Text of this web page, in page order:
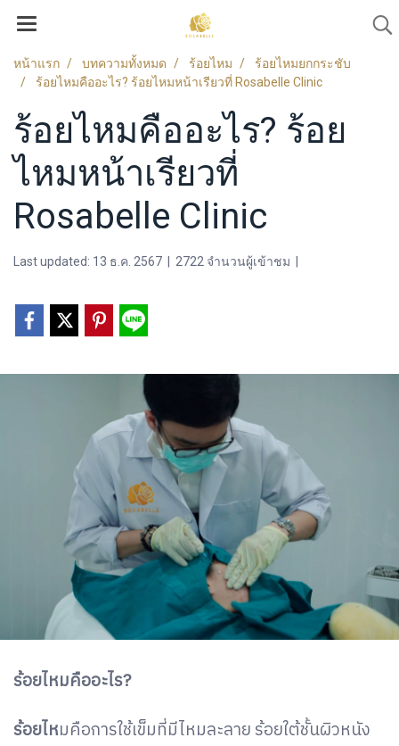
หน้าแรก บทความทั้งหมด ร้อยไหม
ร้อยไหมยกกระชับ
ร้อยไหมคืออะไร? ร้อยไหมหน้าเรียวที่ Rosabelle Clinic
ร้อยไหมคืออะไร? ร้อย
ไหมหน้าเรียวที่
Rosabelle Clinic
Last updated: 13 ธ.ค. 2567 2722 จำนวนผู้เข้าชม
ร้อยไหมคืออะไร?
ร้อยไหมคือการใช้เข็มที่มีไหมละลาย ร้อยใต้ชั้นผิวหนัง